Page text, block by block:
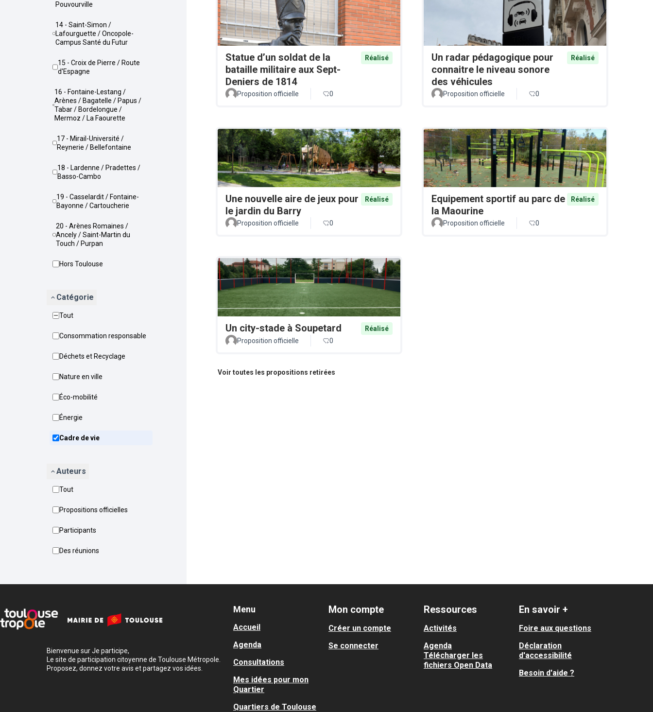
Pouvourville
14 - Saint-Simon /
Lafourguette / Oncopole-
Campus Santé du Futur
15 - Croix de Pierre / Route
d'Espagne
16 - Fontaine-Lestang /
Arènes / Bagatelle / Papus /
Tabar / Bordelongue /
Mermoz / La Faourette
17 - Mirail-Université /
Reynerie / Bellefontaine
18 - Lardenne / Pradettes /
Basso-Cambo
19 - Casselardit / Fontaine-
Bayonne / Cartoucherie
20 - Arènes Romaines /
Ancely / Saint-Martin du
Touch / Purpan
Hors Toulouse
Catégorie
Tout
Consommation responsable
Déchets et Recyclage
Nature en ville
Éco-mobilité
Énergie
Cadre de vie
Auteurs
Tout
Propositions officielles
Participants
Des réunions
Statue d’un soldat de la
bataille militaire aux Sept-
Deniers de 1814
Réalisé
Proposition officielle 0
Un radar pédagogique pour
connaitre le niveau sonore
des véhicules
Réalisé
Proposition officielle 0
Une nouvelle aire de jeux pour
le jardin du Barry
Réalisé
Proposition officielle 0
Equipement sportif au parc de
la Maourine
Réalisé
Proposition officielle 0
Un city-stade à Soupetard
Réalisé
Proposition officielle
0
Voir toutes les propositions retirées
Bienvenue sur Je participe,
Le site de participation citoyenne de Toulouse Métropole.
Proposez, donnez votre avis et partagez vos idées.
Menu
Accueil
Agenda
Consultations
Mes idées pour mon
Quartier
Quartiers de Toulouse
Mon compte
Créer un compte
Se connecter
Ressources
Activités
Agenda
Télécharger les
fichiers Open Data
En savoir +
Foire aux questions
Déclaration
d'accessibilité
Besoin d'aide ?